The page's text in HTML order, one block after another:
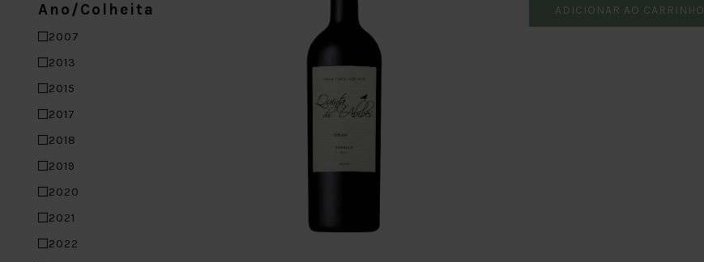
Ano/Colheita
2007
2013
2015
2017
2018
2019
2020
2021
2022
ADICIONAR AO CARRINHO